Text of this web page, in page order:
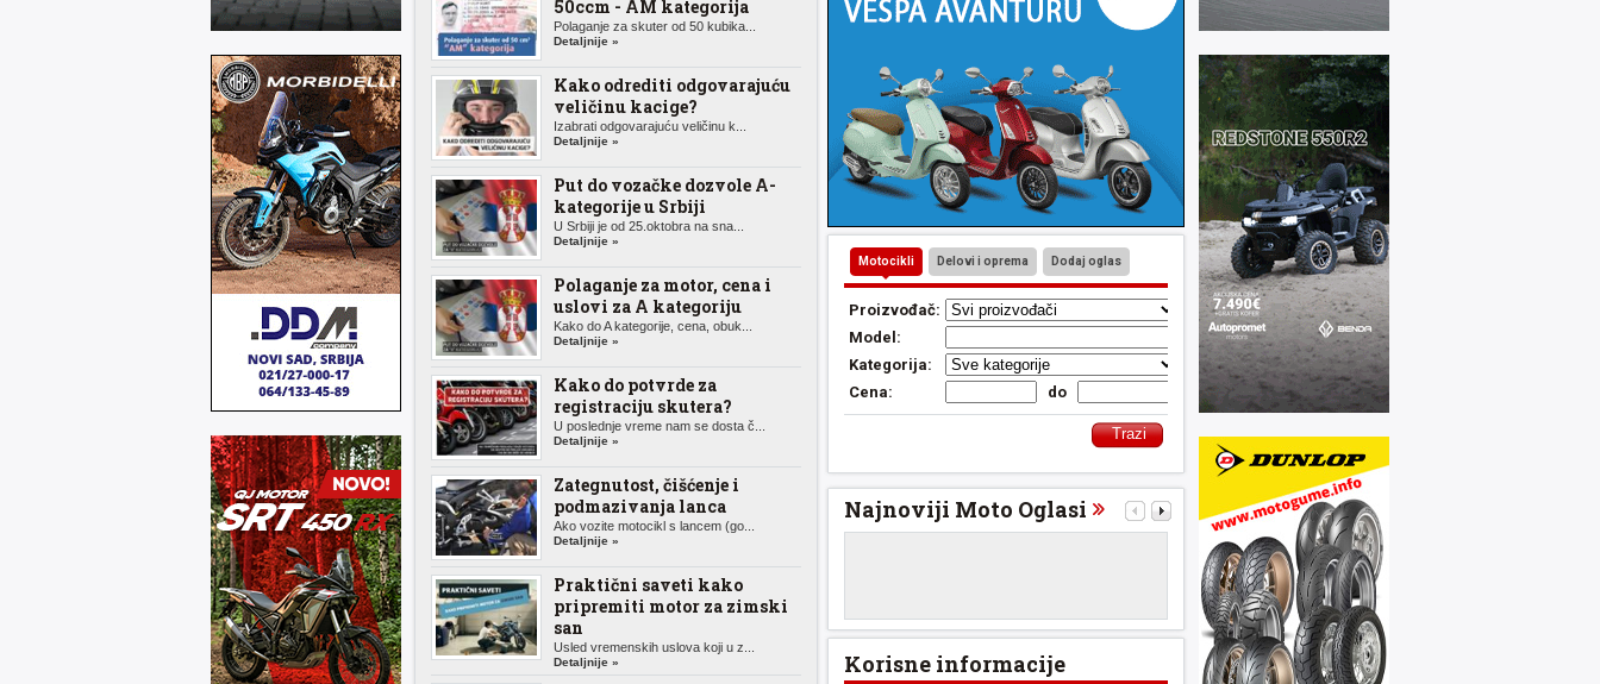
50ccm - AM kategorija
Polaganje za skuter od 50 kubika...
Detaljnije »
Kako odrediti odgovarajuću
veličinu kacige?
Izabrati odgovarajuću veličinu k...
Detaljnije »
Put do vozačke dozvole A-
kategorije u Srbiji
U Srbiji je od 25.oktobra na sna...
Detaljnije »
Polaganje za motor, cena i
uslovi za A kategoriju
Kako do A kategorije, cena, obuk...
Detaljnije »
Kako do potvrde za
registraciju skutera?
U poslednje vreme nam se dosta č...
Detaljnije »
Zategnutost, čišćenje i
podmazivanja lanca
Ako vozite motocikl s lancem (go...
Detaljnije »
Praktični saveti kako
pripremiti motor za zimski
san
Usled vremenskih uslova koji u z...
Detaljnije »
Motocikli Delovi i oprema Dodaj oglas
Proizvođač:
Model:
Kategorija:
Cena:
do
Najnoviji Moto Oglasi
Korisne informacije